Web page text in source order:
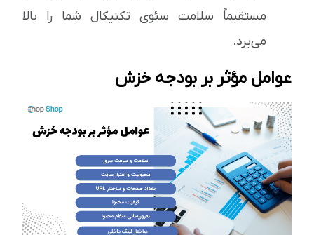
مستقیماً سلامت سئوی تکنیکال شما را بالا
می‌برد.
عوامل مؤثر بر بودجه خزش